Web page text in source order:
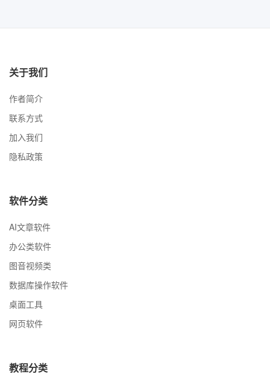
关于我们
作者简介
联系方式
加入我们
隐私政策
软件分类
AI文章软件
办公类软件
图音视频类
数据库操作软件
桌面工具
网页软件
教程分类